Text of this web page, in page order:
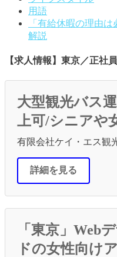
用語
「有給休暇の理由
解説
【求人情報】東京／正社員
大型観光バス
上可/シニアや
有限会社ケイ・エス観
詳細を見る
「東京」Web
ドの女性向け